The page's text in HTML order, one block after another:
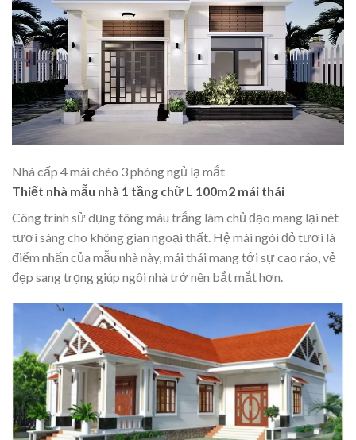
Nhà cấp 4 mái chéo 3 phòng ngủ lạ mắt
Thiết nhà mẫu nhà 1 tầng chữ L 100m2 mái thái
Công trình sử dụng tông màu trắng làm chủ đạo mang lại nét
tươi sáng cho không gian ngoại thất. Hệ mái ngói đỏ tươi là
điểm nhấn của mẫu nhà này, mái thái mang tới sự cao ráo, vẻ
đẹp sang trọng giúp ngôi nhà trở nên bắt mắt hơn.